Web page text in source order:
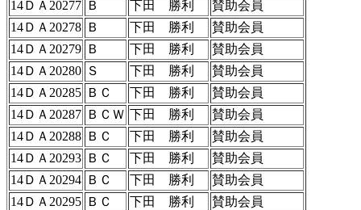
14ＤＡ20277 Ｂ 下田 勝利
賛助会員
14ＤＡ20278 Ｂ 下田 勝利
賛助会員
14ＤＡ20279 Ｂ 下田 勝利
賛助会員
14ＤＡ20280 Ｓ 下田 勝利
賛助会員
14ＤＡ20285 ＢＣ 下田 勝利
賛助会員
14ＤＡ20287 ＢＣＷ 下田 勝利
賛助会員
14ＤＡ20288 ＢＣ 下田 勝利
賛助会員
14ＤＡ20293 ＢＣ 下田 勝利
賛助会員
14ＤＡ20294 ＢＣ 下田 勝利
賛助会員
14ＤＡ20295 ＢＣ 下田 勝利
賛助会員